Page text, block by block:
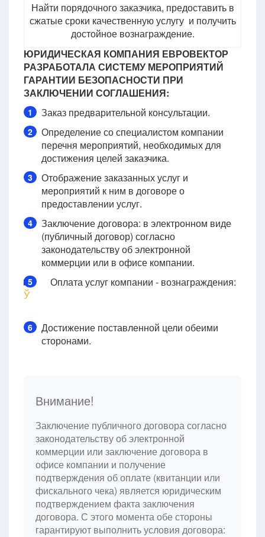
Найти порядочного заказчика, предоставить в
сжатые сроки качественную услугу и получить
достойное вознаграждение.
ЮРИДИЧЕСКАЯ КОМПАНИЯ ЕВРОВЕКТОР
РАЗРАБОТАЛА СИСТЕМУ МЕРОПРИЯТИЙ
ГАРАНТИИ БЕЗОПАСНОСТИ ПРИ
ЗАКЛЮЧЕНИИ СОГЛАШЕНИЯ:
1 Заказ предварительной консультации.
2
Определение со специалистом компании
перечня мероприятий, необходимых для
достижения целей заказчика.
3
Отображение заказанных услуг и
мероприятий к ним в договоре о
предоставлении услуг.
4
Заключение договора: в электронном виде
(публичный договор) согласно
законодательству об электронной
коммерции или в офисе компании.
5Оплата услуг компании - вознаграждения:
Ў
6
Достижение поставленной цели обеими
сторонами.
Внимание!
Заключение публичного договора согласно
законодательству об электронной
коммерции или заключение договора в
офисе компании и получение
подтверждения об оплате (квитанции или
фискального чека) является юридическим
подтверждением факта заключения
договора. С этого момента обе стороны
гарантируют выполнить условия договора: